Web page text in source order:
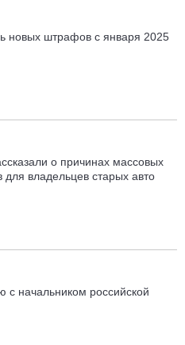
новых штрафов с января 2025
о причинах массовых
владельцев старых авто
с начальником российской